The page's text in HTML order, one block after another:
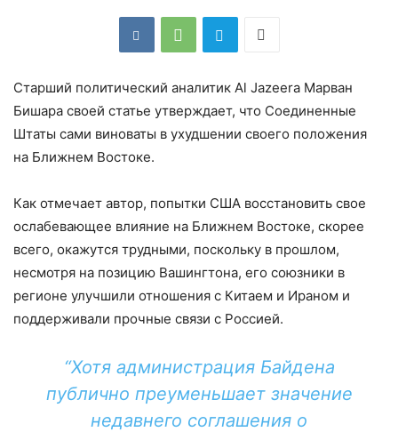
Старший политический аналитик Al Jazeera Марван
Бишара своей статье утверждает, что Соединенные
Штаты сами виноваты в ухудшении своего положения
на Ближнем Востоке.
Как отмечает автор, попытки США восстановить свое
ослабевающее влияние на Ближнем Востоке, скорее
всего, окажутся трудными, поскольку в прошлом,
несмотря на позицию Вашингтона, его союзники в
регионе улучшили отношения с Китаем и Ираном и
поддерживали прочные связи с Россией.
“Хотя администрация Байдена
публично преуменьшает значение
недавнего соглашения о